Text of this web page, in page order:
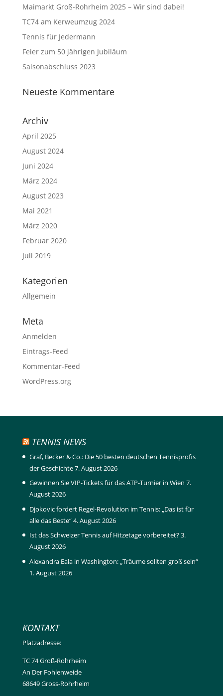
Maimarkt Groß-Rohrheim 2025 – Wir sind dabei!
TC74 am Kerweumzug 2024
Tennis für Jedermann
Feier zum 50 jährigen Jubiläum
Saisonabschluss 2023
Neueste Kommentare
Archiv
April 2025
August 2024
Juni 2024
März 2024
August 2023
Mai 2021
März 2020
Februar 2020
Juli 2019
Kategorien
Allgemein
Meta
Anmelden
Eintrags-Feed
Kommentar-Feed
WordPress.org
TENNIS NEWS
Graf, Becker & Co.: Die 50 besten deutschen Tennisprofis
der Geschichte7. August 2026
Gewinnen Sie VIP-Tickets für das ATP-Turnier in Wien 7.
August 2026
Djokovic fordert Regel-Revolution im Tennis: „Das ist für
alle das Beste“4. August 2026
Ist das Schweizer Tennis auf Hitzetage vorbereitet?3.
August 2026
Alexandra Eala in Washington: „Träume sollten groß sein“
1. August 2026
KONTAKT
Platzadresse:
TC 74 Groß-Rohrheim
An Der Fohlenweide
68649 Gross-Rohrheim